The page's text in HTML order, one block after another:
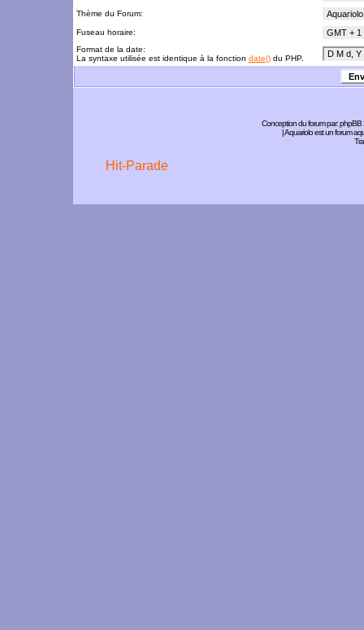
Thème du Forum:
Fuseau horaire:
Format de la date:
La syntaxe utilisée est identique à la fonction date() du PHP.
Conception du forum par:phpBB
| Aquariolo est un forum